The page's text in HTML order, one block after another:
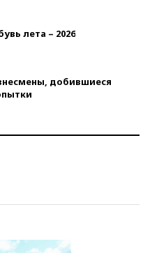
лета – 2026
добившиеся